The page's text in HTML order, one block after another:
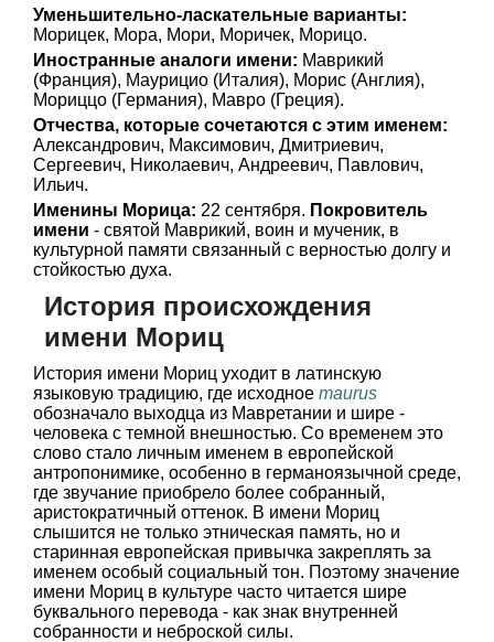
Уменьшительно-ласкательные варианты:
Морицек, Мора, Мори, Моричек, Морицо.
Иностранные аналоги имени: Маврикий
(Франция), Маурицио (Италия), Морис (Англия),
Мориццо (Германия), Мавро (Греция).
Отчества, которые сочетаются с этим именем:
Александрович, Максимович, Дмитриевич,
Сергеевич, Николаевич, Андреевич, Павлович,
Ильич.
Именины Морицa: 22 сентября. Покровитель
имени - святой Маврикий, воин и мученик, в
культурной памяти связанный с верностью долгу и
стойкостью духа.
История происхождения
имени Мориц
История имени Мориц уходит в латинскую
языковую традицию, где исходное maurus
обозначало выходца из Мавретании и шире -
человека с темной внешностью. Со временем это
слово стало личным именем в европейской
антропонимике, особенно в германоязычной среде,
где звучание приобрело более собранный,
аристократичный оттенок. В имени Мориц
слышится не только этническая память, но и
старинная европейская привычка закреплять за
именем особый социальный тон. Поэтому значение
имени Мориц в культуре часто читается шире
буквального перевода - как знак внутренней
собранности и неброской силы.